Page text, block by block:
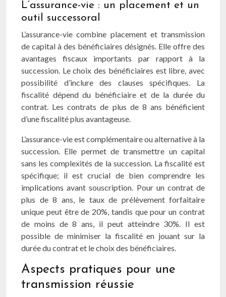
L’assurance-vie : un placement et un
outil successoral
L’assurance-vie combine placement et transmission
de capital à des bénéficiaires désignés. Elle offre des
avantages fiscaux importants par rapport à la
succession. Le choix des bénéficiaires est libre, avec
possibilité d’inclure des clauses spécifiques. La
fiscalité dépend du bénéficiaire et de la durée du
contrat. Les contrats de plus de 8 ans bénéficient
d’une fiscalité plus avantageuse.
L’assurance-vie est complémentaire ou alternative à la
succession. Elle permet de transmettre un capital
sans les complexités de la succession. La fiscalité est
spécifique; il est crucial de bien comprendre les
implications avant souscription. Pour un contrat de
plus de 8 ans, le taux de prélèvement forfaitaire
unique peut être de 20%, tandis que pour un contrat
de moins de 8 ans, il peut atteindre 30%. Il est
possible de minimiser la fiscalité en jouant sur la
durée du contrat et le choix des bénéficiaires.
Aspects pratiques pour une
transmission réussie